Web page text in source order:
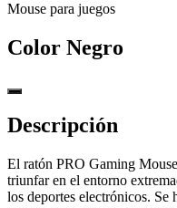
Mouse para juegos
Color Negro
Descripción
El ratón PRO Gaming
triunfar en el entorno
los deportes electrónicos.